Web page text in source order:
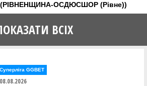
(РІВНЕНЩИНА-ОСДЮСШОР (Рівне))
(РІВНЕНЩИНА-ОСДЮСШОР (Рівне))
(Житомир))
ВСІХ
Суперліга GGBET
08.08.2026